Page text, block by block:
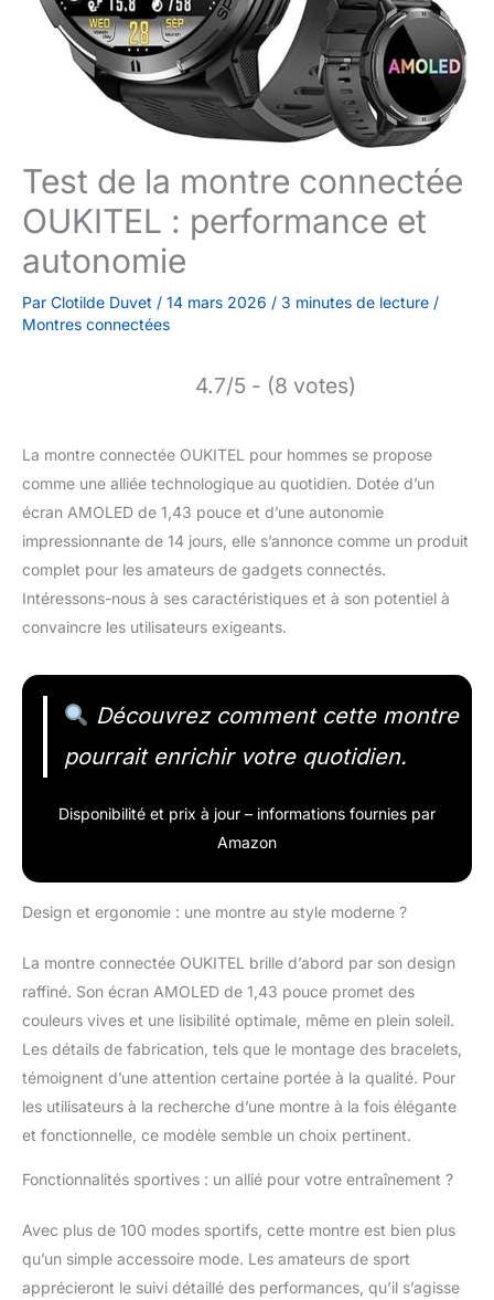
Test de la montre connectée
OUKITEL : performance et
autonomie
Par Clotilde Duvet / 14 mars 2026 / 3 minutes de lecture /
Montres connectées
4.7/5 - (8 votes)
La montre connectée OUKITEL pour hommes se propose
comme une alliée technologique au quotidien. Dotée d’un
écran AMOLED de 1,43 pouce et d’une autonomie
impressionnante de 14 jours, elle s’annonce comme un produit
complet pour les amateurs de gadgets connectés.
Intéressons-nous à ses caractéristiques et à son potentiel à
convaincre les utilisateurs exigeants.
Découvrez comment cette montre
pourrait enrichir votre quotidien.
Disponibilité et prix à jour – informations fournies par
Amazon
Design et ergonomie : une montre au style moderne ?
La montre connectée OUKITEL brille d’abord par son design
raffiné. Son écran AMOLED de 1,43 pouce promet des
couleurs vives et une lisibilité optimale, même en plein soleil.
Les détails de fabrication, tels que le montage des bracelets,
témoignent d’une attention certaine portée à la qualité. Pour
les utilisateurs à la recherche d’une montre à la fois élégante
et fonctionnelle, ce modèle semble un choix pertinent.
Fonctionnalités sportives : un allié pour votre entraînement ?
Avec plus de 100 modes sportifs, cette montre est bien plus
qu’un simple accessoire mode. Les amateurs de sport
apprécieront le suivi détaillé des performances, qu’il s’agisse